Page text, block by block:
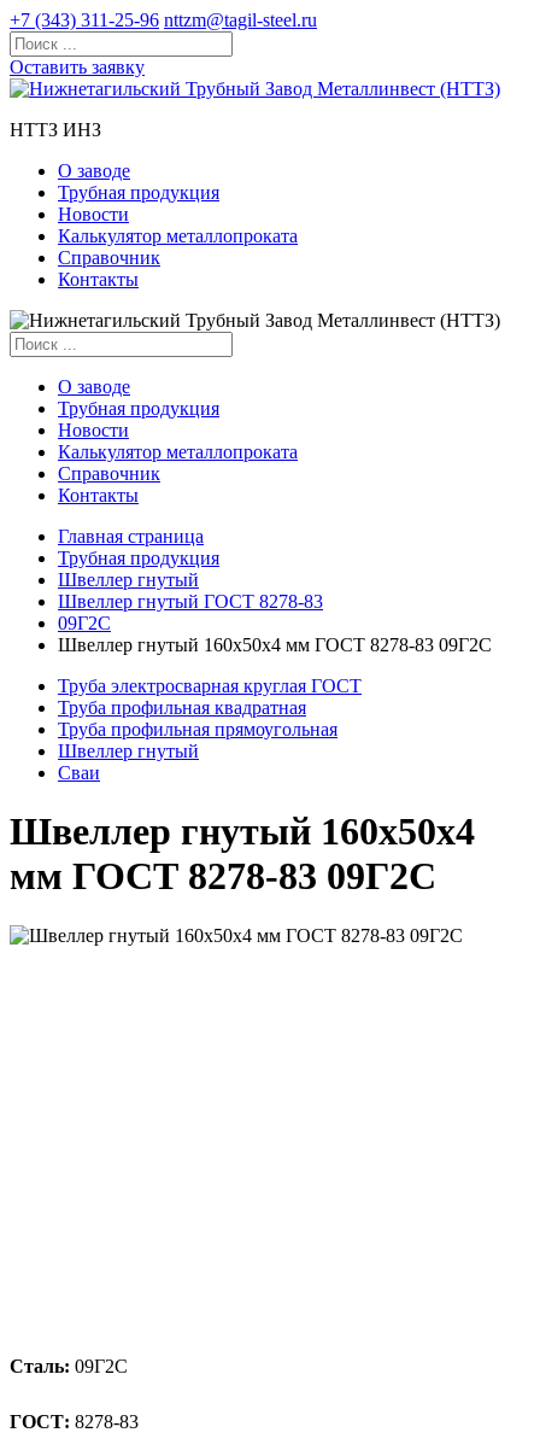
+7 (343) 311-25-96 nttzm@tagil-steel.ru
Оставить заявку
НТТЗ ИНЗ
О заводе
Трубная продукция
Новости
Калькулятор металлопроката
Справочник
Контакты
О заводе
Трубная продукция
Новости
Калькулятор металлопроката
Справочник
Контакты
Главная страница
Трубная продукция
Швеллер гнутый
Швеллер гнутый ГОСТ 8278-83
09Г2С
Швеллер гнутый 160x50x4 мм ГОСТ 8278-83 09Г2С
Труба электросварная круглая ГОСТ
Труба профильная квадратная
Труба профильная прямоугольная
Швеллер гнутый
Сваи
Швеллер гнутый 160x50x4
мм ГОСТ 8278-83 09Г2С
Сталь: 09Г2С
ГОСТ: 8278-83